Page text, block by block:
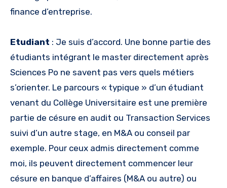
finance d’entreprise.
Etudiant : Je suis d’accord. Une bonne partie des
étudiants intégrant le master directement après
Sciences Po ne savent pas vers quels métiers
s’orienter. Le parcours « typique » d’un étudiant
venant du Collège Universitaire est une première
partie de césure en audit ou Transaction Services
suivi d’un autre stage, en M&A ou conseil par
exemple. Pour ceux admis directement comme
moi, ils peuvent directement commencer leur
césure en banque d’affaires (M&A ou autre) ou